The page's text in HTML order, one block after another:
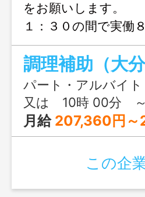
をお願いします
１：３０の間で実
はご相談ください
円～ １７時以降
時給１２５０円～
ください。 【変更
パート・アルバイト
又は 10時 00分
月給 207,360円～
この企